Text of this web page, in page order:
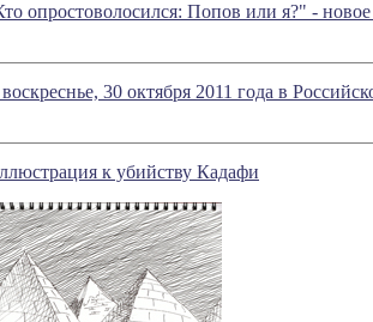
опростоволосился: Попов или я?" -
30 октября 2011 года в
к убийству Кадафи